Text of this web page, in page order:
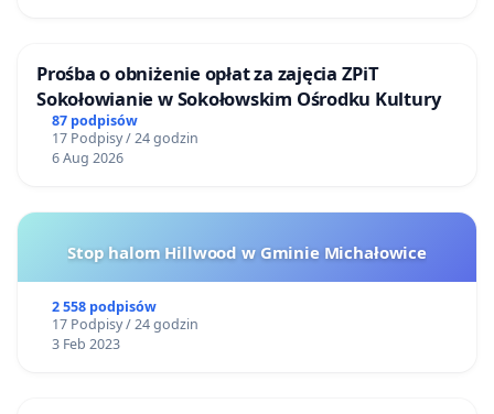
Prośba o obniżenie opłat za zajęcia ZPiT
Sokołowianie w Sokołowskim Ośrodku Kultury
87 podpisów
17 Podpisy / 24 godzin
6 Aug 2026
Stop halom Hillwood w Gminie Michałowice
2 558 podpisów
17 Podpisy / 24 godzin
3 Feb 2023